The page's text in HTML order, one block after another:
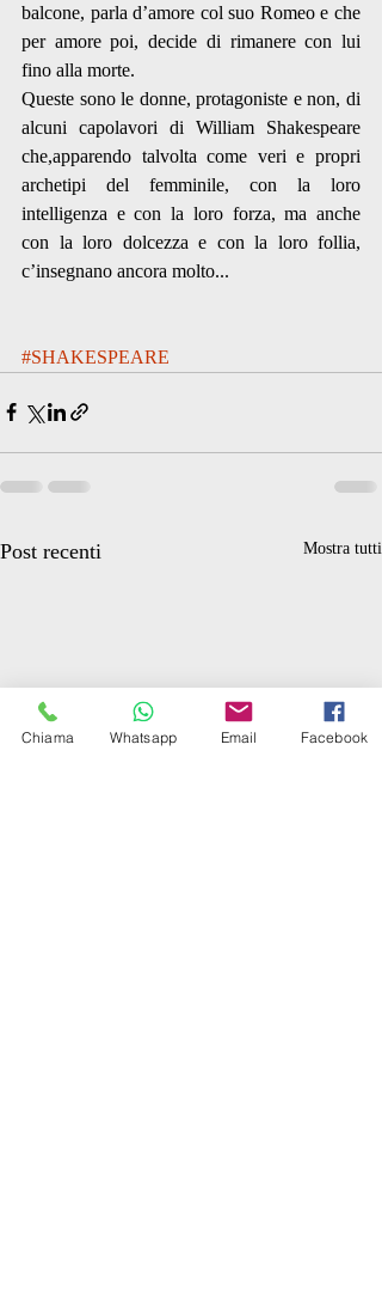
balcone, parla d’amore col suo Romeo e che
per amore poi, decide di rimanere con lui
fino alla morte.
Queste sono le donne, protagoniste e non, di
alcuni capolavori di William Shakespeare
che,apparendo talvolta come veri e propri
archetipi del femminile, con la loro
intelligenza e con la loro forza, ma anche
con la loro dolcezza e con la loro follia,
c’insegnano ancora molto...
#SHAKESPEARE
Post recenti Mostra tutti
Chiama Whatsapp Email Facebook